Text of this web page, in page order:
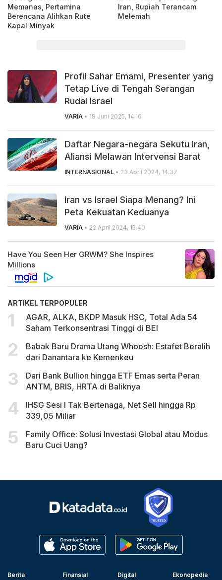
Memanas, Pertamina
Berencana Alihkan Rute
Kapal Minyak
Iran, Rupiah Terancam
Melemah
Profil Sahar Emami, Presenter yang
Tetap Live di Tengah Serangan
Rudal Israel
VARIA • 18 Juni 2025, 14.16
Daftar Negara-negara Sekutu Iran,
Aliansi Melawan Intervensi Barat
INTERNASIONAL • 23 April 2024, 14.37
Iran vs Israel Siapa Menang? Ini
Peta Kekuatan Keduanya
VARIA • 22 April 2024, 15.40
ARTIKEL TERPOPULER
AGAR, ALKA, BKDP Masuk HSC, Total Ada 54
Saham Terkonsentrasi Tinggi di BEI
Babak Baru Drama Utang Whoosh: Estafet Beralih
dari Danantara ke Kemenkeu
Dari Bank Bullion hingga ETF Emas serta Peran
ANTM, BRIS, HRTA di Baliknya
IHSG Sesi I Tak Bertenaga, Net Sell hingga Rp
339,05 Miliar
Family Office: Solusi Investasi Global atau Modus
Baru Cuci Uang?
Berita
Finansial
Digital
Ekonopedia